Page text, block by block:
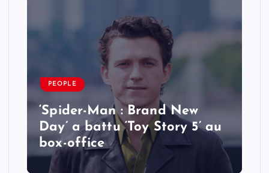
PEOPLE
‘Spider-Man : Brand New
Day’ a battu ‘Toy Story 5’ au
box-office